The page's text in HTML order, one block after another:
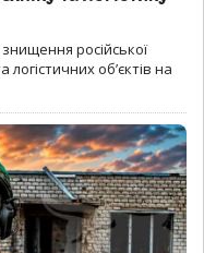
російської
логістичних об’єктів на